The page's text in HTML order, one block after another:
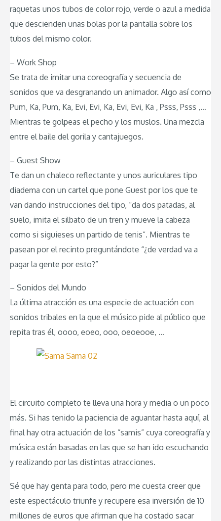
raquetas unos tubos de color rojo, verde o azul a medida
que descienden unas bolas por la pantalla sobre los
tubos del mismo color.
– Work Shop
Se trata de imitar una coreografía y secuencia de
sonidos que va desgranando un animador. Algo así como
Pum, Ka, Pum, Ka, Evi, Evi, Ka, Evi, Evi, Ka , Psss, Psss ,…
Mientras te golpeas el pecho y los muslos. Una mezcla
entre el baile del gorila y cantajuegos.
– Guest Show
Te dan un chaleco reflectante y unos auriculares tipo
diadema con un cartel que pone Guest por los que te
van dando instrucciones del tipo, “da dos patadas, al
suelo, imita el silbato de un tren y mueve la cabeza
como si siguieses un partido de tenis”. Mientras te
pasean por el recinto preguntándote “¿de verdad va a
pagar la gente por esto?”
– Sonidos del Mundo
La última atracción es una especie de actuación con
sonidos tribales en la que el músico pide al público que
repita tras él, oooo, eoeo, ooo, oeoeooe, …
El circuito completo te lleva una hora y media o un poco
más. Si has tenido la paciencia de aguantar hasta aquí, al
final hay otra actuación de los “samis” cuya coreografía y
música están basadas en las que se han ido escuchando
y realizando por las distintas atracciones.
Sé que hay genta para todo, pero me cuesta creer que
este espectáculo triunfe y recupere esa inversión de 10
millones de euros que afirman que ha costado sacar